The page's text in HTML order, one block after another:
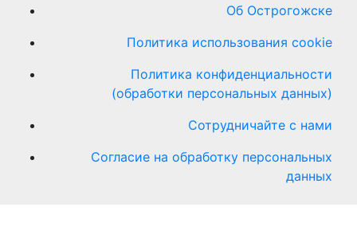
Об Острогожске
Политика использования cookie
Политика конфиденциальности
(обработки персональных данных)
Сотрудничайте с нами
Согласие на обработку персональных
данных